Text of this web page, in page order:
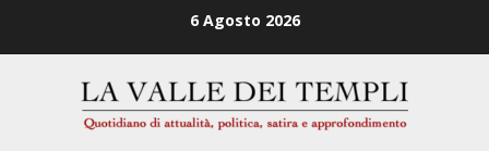
6 Agosto 2026